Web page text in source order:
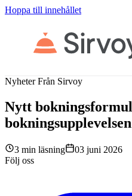
Hoppa till innehållet
Nyheter Från Sirvoy
Nytt
bokningsupplevelsen
3 min läsning
03 juni 2026
Följ oss